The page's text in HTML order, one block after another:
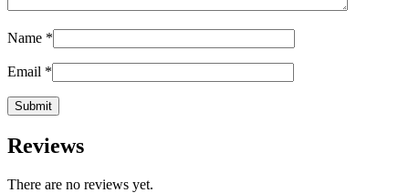
Name *
Email *
Reviews
There are no reviews yet.